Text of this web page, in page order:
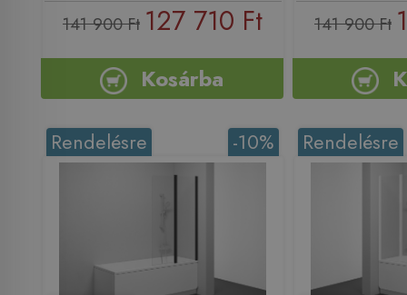
141 900 Ft 127 710 Ft
Kosárba
141 900 Ft
-10%
Rendelésre Rendelésre